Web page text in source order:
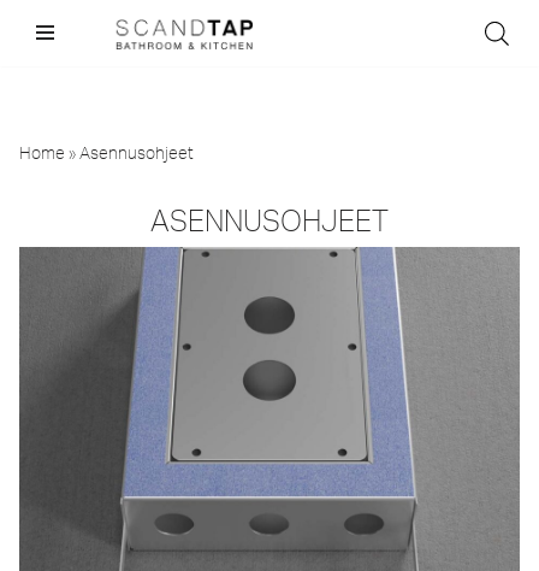
Home »Asennusohjeet
ASENNUSOHJEET